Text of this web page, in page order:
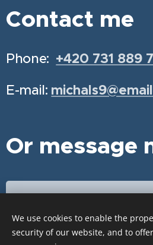
Contact me
Phone: +420 731 889
E-mail:
Or message
We use cookies to enable the
security of our website, and to